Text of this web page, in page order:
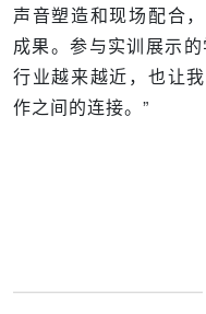
声音塑造和现场配合
成果。参与实训展示
行业越来越近，也让
作之间的连接。”